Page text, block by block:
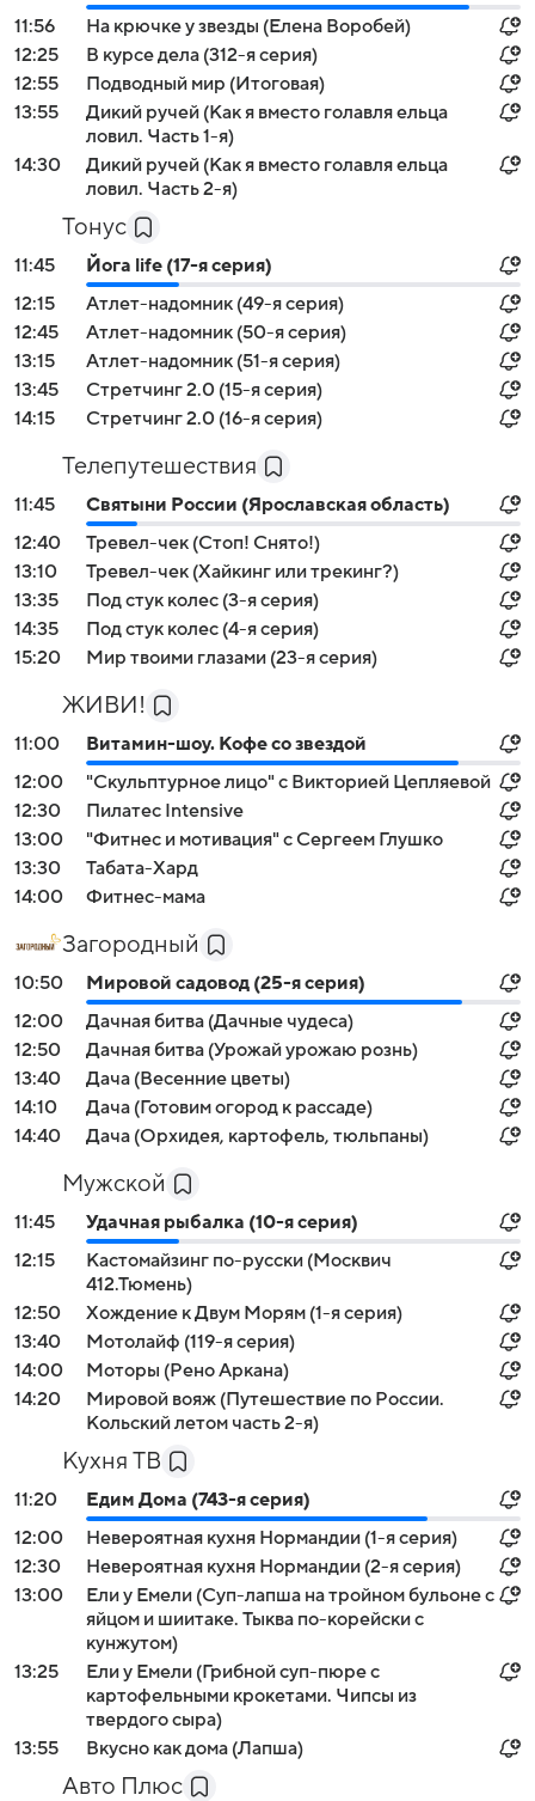
11:56
На крючке у звезды (Елена Воробей)
12:25
В курсе дела (312-я серия)
12:55
Подводный мир (Итоговая)
13:55
Дикий ручей (Как я вместо голавля ельца
ловил. Часть 1-я)
14:30
Дикий ручей (Как я вместо голавля ельца
ловил. Часть 2-я)
Тонус
11:45
Йога life (17-я серия)
12:15
Атлет-надомник (49-я серия)
12:45
Атлет-надомник (50-я серия)
13:15
Атлет-надомник (51-я серия)
13:45
Стретчинг 2.0 (15-я серия)
14:15
Стретчинг 2.0 (16-я серия)
Телепутешествия
11:45
Святыни России (Ярославская область)
12:40
Тревел-чек (Стоп! Снято!)
13:10
Тревел-чек (Хайкинг или трекинг?)
13:35
Под стук колес (3-я серия)
14:35
Под стук колес (4-я серия)
15:20
Мир твоими глазами (23-я серия)
ЖИВИ!
11:00
Витамин-шоу. Кофе со звездой
12:00
"Скульптурное лицо" с Викторией Цепляевой
12:30
Пилатес Intensive
13:00
"Фитнес и мотивация" с Сергеем Глушко
13:30
Табата-Хард
14:00
Фитнес-мама
Загородный
10:50
Мировой садовод (25-я серия)
12:00
Дачная битва (Дачные чудеса)
12:50
Дачная битва (Урожай урожаю рознь)
13:40
Дача (Весенние цветы)
14:10
Дача (Готовим огород к рассаде)
14:40
Дача (Орхидея, картофель, тюльпаны)
Мужской
11:45
Удачная рыбалка (10-я серия)
12:15
Кастомайзинг по-русски (Москвич
412.Тюмень)
12:50
Хождение к Двум Морям (1-я серия)
13:40
Мотолайф (119-я серия)
14:00
Моторы (Рено Аркана)
14:20
Мировой вояж (Путешествие по России.
Кольский летом часть 2-я)
Кухня ТВ
11:20
Едим Дома (743-я серия)
12:00
Невероятная кухня Нормандии (1-я серия)
12:30
Невероятная кухня Нормандии (2-я серия)
13:00
Ели у Емели (Суп-лапша на тройном бульоне с
яйцом и шиитаке. Тыква по-корейски с
кунжутом)
13:25
Ели у Емели (Грибной суп-пюре с
картофельными крокетами. Чипсы из
твердого сыра)
13:55
Вкусно как дома (Лапша)
Авто Плюс